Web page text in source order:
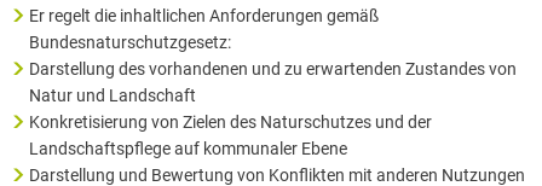
Er regelt die inhaltlichen Anforderungen gemäß
Bundesnaturschutzgesetz:
Darstellung des vorhandenen und zu erwartenden Zustandes von
Natur und Landschaft
Konkretisierung von Zielen des Naturschutzes und der
Landschaftspflege auf kommunaler Ebene
Darstellung und Bewertung von Konflikten mit anderen Nutzungen